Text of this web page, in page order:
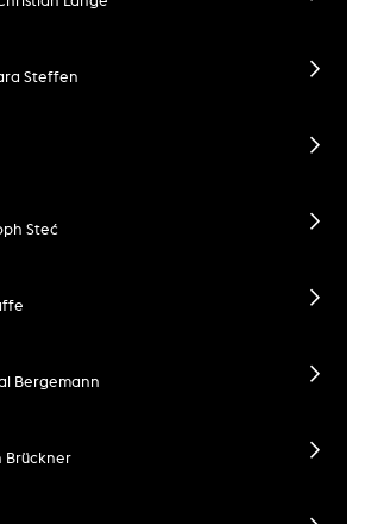
Steffen
Steć
Bergemann
Brückner